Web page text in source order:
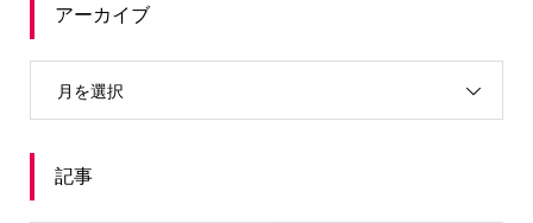
アーカイブ
月を選択
記事